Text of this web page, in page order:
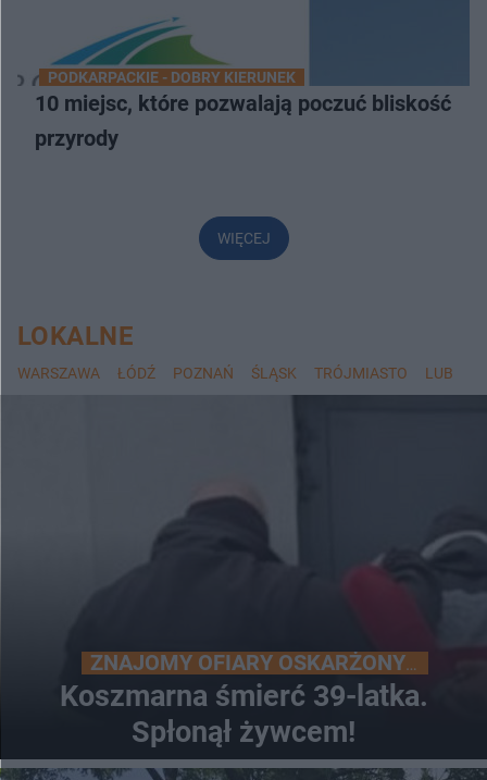
PODKARPACKIE - DOBRY KIERUNEK
10 miejsc, które pozwalają poczuć bliskość
przyrody
WIĘCEJ
LOKALNE
WARSZAWA ŁÓDŹ POZNAŃ ŚLĄSK TRÓJMIASTO LUBLIN
ZNAJOMY OFIARY OSKARŻONYM
Koszmarna śmierć 39-latka.
Spłonął żywcem!